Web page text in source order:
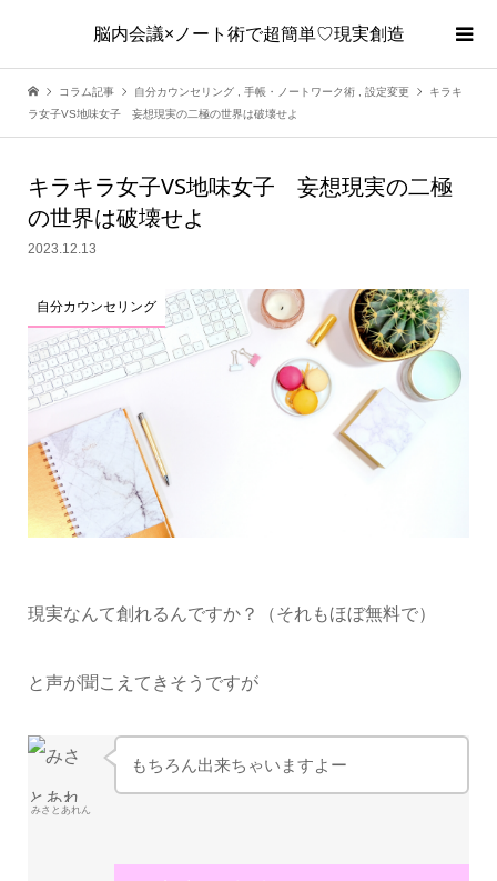
脳内会議×ノート術で超簡単♡現実創造
コラム記事 自分カウンセリング 手帳・ノートワーク術 設定変更
キラキ
ラ女子VS地味女子 妄想現実の二極の世界は破壊せよ
キラキラ女子VS地味女子 妄想現実の二極
の世界は破壊せよ
2023.12.13
自分カウンセリング
現実なんて創れるんですか？（それもほぼ無料で）
と声が聞こえてきそうですが
みさとあれん
もちろん出来ちゃいますよー